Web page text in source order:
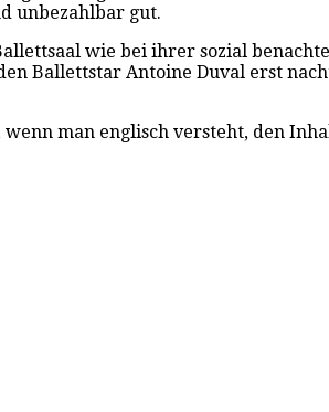
unbezahlbar gut.
wie bei ihrer sozial
Antoine Duval erst
man englisch versteht, den